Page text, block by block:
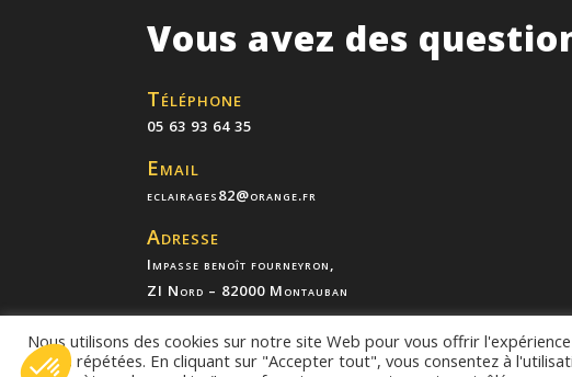
Vous avez des
Téléphone
05 63 93 64 35
Email
eclairages82@orange.fr
Adresse
Impasse benoît fourneyron,
ZI Nord – 82000 Montauban
Mentions
Nous utilisons des cookies sur notre site Web pour vous offrir
visites répétées. En cliquant sur "Accepter tout", vous consentez à